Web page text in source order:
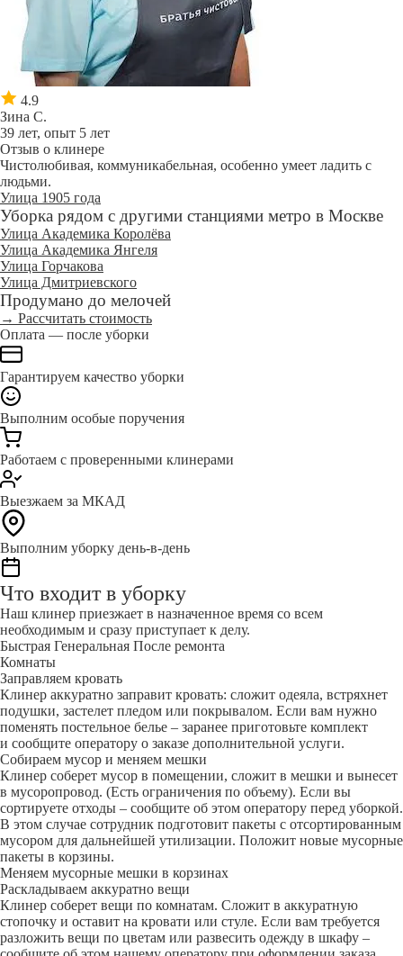
4.9
Зина С.
39 лет, опыт 5 лет
Отзыв о клинере
Чистолюбивая, коммуникабельная, особенно умеет ладить с
людьми.
Улица 1905 года
Уборка рядом с другими станциями метро в Москве
Улица Академика Королёва
Улица Академика Янгеля
Улица Горчакова
Улица Дмитриевского
Продумано до мелочей
→ Рассчитать стоимость
Оплата — после уборки
Гарантируем качество уборки
Выполним особые поручения
Работаем с проверенными клинерами
Выезжаем за МКАД
Выполним уборку день-в-день
Что входит в уборку
Наш клинер приезжает в назначенное время со всем
необходимым и сразу приступает к делу.
Быстрая Генеральная После ремонта
Комнаты
Заправляем кровать
Клинер аккуратно заправит кровать: сложит одеяла, встряхнет
подушки, застелет пледом или покрывалом. Если вам нужно
поменять постельное белье – заранее приготовьте комплект
и сообщите оператору о заказе дополнительной услуги.
Собираем мусор и меняем мешки
Клинер соберет мусор в помещении, сложит в мешки и вынесет
в мусоропровод. (Есть ограничения по объему). Если вы
сортируете отходы – сообщите об этом оператору перед уборкой.
В этом случае сотрудник подготовит пакеты с отсортированным
мусором для дальнейшей утилизации. Положит новые мусорные
пакеты в корзины.
Меняем мусорные мешки в корзинах
Раскладываем аккуратно вещи
Клинер соберет вещи по комнатам. Сложит в аккуратную
стопочку и оставит на кровати или стуле. Если вам требуется
разложить вещи по цветам или развесить одежду в шкафу –